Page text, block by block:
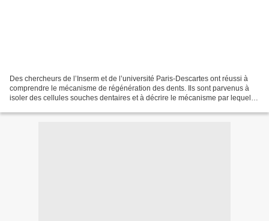
Des chercheurs de l’Inserm et de l’université Paris-Descartes ont réussi à
comprendre le mécanisme de régénération des dents. Ils sont parvenus à
isoler des cellules souches dentaires et à décrire le mécanisme par lequel